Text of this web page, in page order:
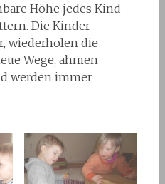
Höhe jedes Kind
Die Kinder
wiederholen die
Wege, ahmen
werden immer